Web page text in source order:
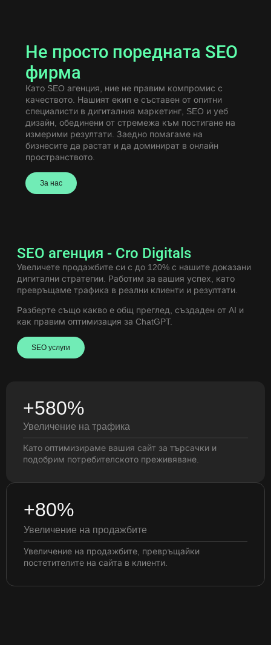
Не просто поредната SEO
фирма
Като SEO агенция, ние не правим компромис с
качеството. Нашият екип е съставен от опитни
специалисти в дигиталния маркетинг, SEO и уеб
дизайн, обединени от стремежа към постигане на
измерими резултати. Заедно помагаме на
бизнесите да растат и да доминират в онлайн
пространството.
За нас
SEO агенция - Cro Digitals
Увеличете продажбите си с до 120% с нашите доказани
дигитални стратегии. Работим за вашия успех, като
превръщаме трафика в реални клиенти и резултати.
Разберте също какво е общ преглед, създаден от AI и
как правим оптимизация за ChatGPT.
SEO услуги
+580%
Увеличение на трафика
Като оптимизираме вашия сайт за търсачки и
подобрим потребителското преживяване.
+80%
Увеличение на продажбите
Увеличение на продажбите, превръщайки
постетителите на сайта в клиенти.